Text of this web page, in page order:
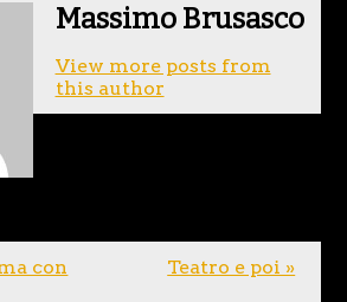
Massimo Brusasco
View more posts from
this author
con
Teatro e poi »